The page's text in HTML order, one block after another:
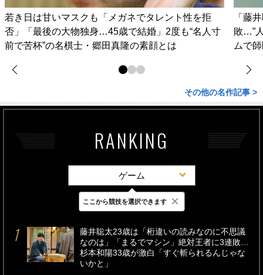
若き日は甘いマスクも「メガネでタレント性を拒
否」「最後の大物独身…45歳で結婚」2度も“名人寸
前で苦杯”の名棋士・郷田真隆の素顔とは
「藤
敗…”
ムで
その他の名作記事 >
RANKING
ゲーム
最新 24時間 週間
藤井聡太23歳は「桁違いの読みなのに不思議
なのは」「まるでマシン」絶対王者に3連敗…
杉本和陽33歳が激白「すぐ斬られるんじゃな
いかと」
ここから競技を選択できます ×